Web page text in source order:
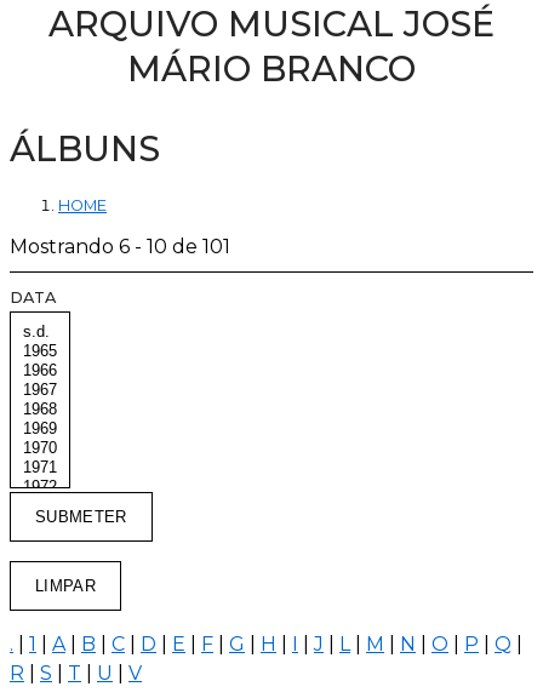
ARQUIVO MUSICAL JOSÉ
MÁRIO BRANCO
ÁLBUNS
HOME
Mostrando 6 - 10 de 101
DATA
. 1 A B C D E F G H I |J L M N O P Q
R
S T U V